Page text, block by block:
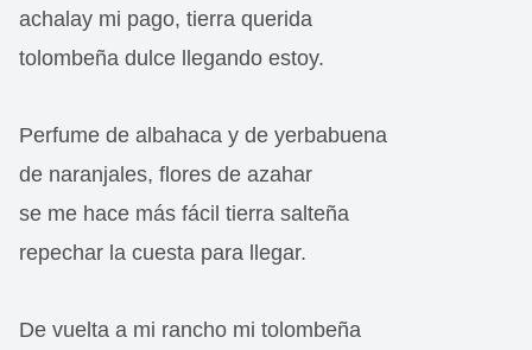
achalay mi pago, tierra querida
tolombeña dulce llegando estoy.
Perfume de albahaca y de yerbabuena
de naranjales, flores de azahar
se me hace más fácil tierra salteña
repechar la cuesta para llegar.
De vuelta a mi rancho mi tolombeña